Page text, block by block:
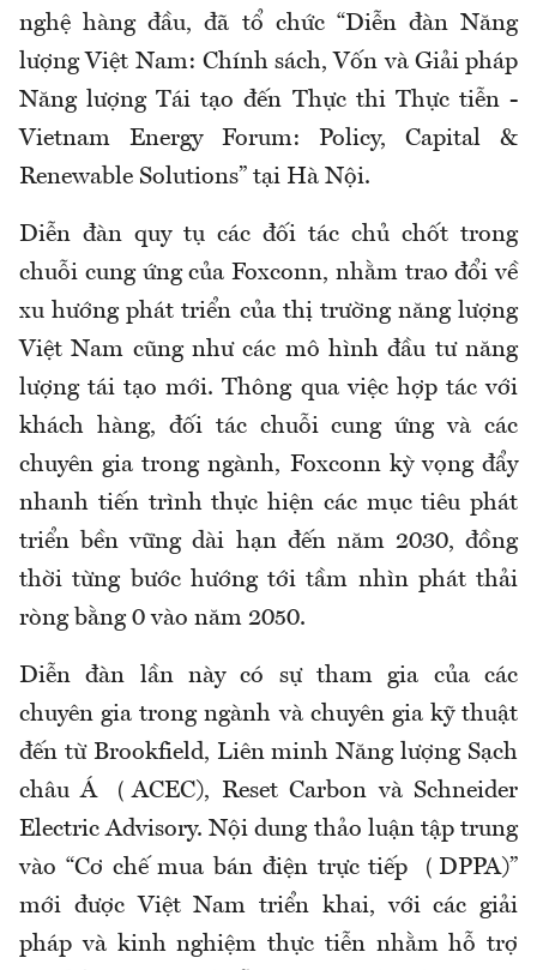
nghệ hàng đầu, đã tổ chức “Diễn đàn Năng
lượng Việt Nam: Chính sách, Vốn và Giải pháp
Năng lượng Tái tạo đến Thực thi Thực tiễn -
Vietnam Energy Forum: Policy, Capital &
Renewable Solutions” tại Hà Nội.
Diễn đàn quy tụ các đối tác chủ chốt trong
chuỗi cung ứng của Foxconn, nhằm trao đổi về
xu hướng phát triển của thị trường năng lượng
Việt Nam cũng như các mô hình đầu tư năng
lượng tái tạo mới. Thông qua việc hợp tác với
khách hàng, đối tác chuỗi cung ứng và các
chuyên gia trong ngành, Foxconn kỳ vọng đẩy
nhanh tiến trình thực hiện các mục tiêu phát
triển bền vững dài hạn đến năm 2030, đồng
thời từng bước hướng tới tầm nhìn phát thải
ròng bằng 0 vào năm 2050.
Diễn đàn lần này có sự tham gia của các
chuyên gia trong ngành và chuyên gia kỹ thuật
đến từ Brookfield, Liên minh Năng lượng Sạch
châu Á（ACEC), Reset Carbon và Schneider
Electric Advisory. Nội dung thảo luận tập trung
vào “Cơ chế mua bán điện trực tiếp（DPPA)”
mới được Việt Nam triển khai, với các giải
pháp và kinh nghiệm thực tiễn nhằm hỗ trợ